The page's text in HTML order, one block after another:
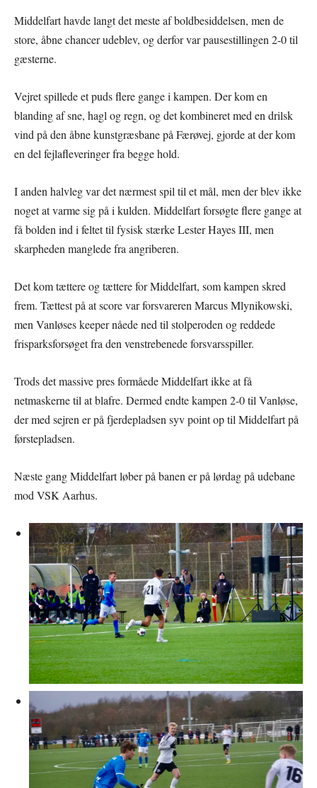
Middelfart havde langt det meste af boldbesiddelsen, men de
store, åbne chancer udeblev, og derfor var pausestillingen 2-0 til
gæsterne.
Vejret spillede et puds flere gange i kampen. Der kom en
blanding af sne, hagl og regn, og det kombineret med en drilsk
vind på den åbne kunstgræsbane på Færøvej, gjorde at der kom
en del fejlafleveringer fra begge hold.
I anden halvleg var det nærmest spil til et mål, men der blev ikke
noget at varme sig på i kulden. Middelfart forsøgte flere gange at
få bolden ind i feltet til fysisk stærke Lester Hayes III, men
skarpheden manglede fra angriberen.
Det kom tættere og tættere for Middelfart, som kampen skred
frem. Tættest på at score var forsvareren Marcus Mlynikowski,
men Vanløses keeper nåede ned til stolperoden og reddede
frisparksforsøget fra den venstrebenede forsvarsspiller.
Trods det massive pres formåede Middelfart ikke at få
netmaskerne til at blafre. Dermed endte kampen 2-0 til Vanløse,
der med sejren er på fjerdepladsen syv point op til Middelfart på
førstepladsen.
Næste gang Middelfart løber på banen er på lørdag på udebane
mod VSK Aarhus.